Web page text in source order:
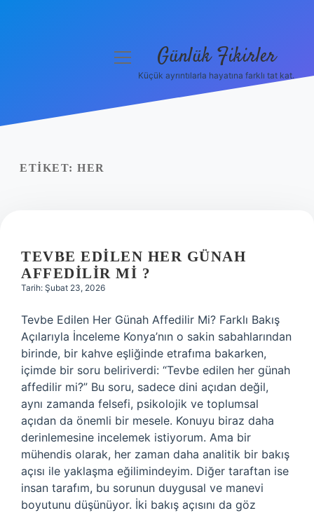
Yasal Uyarı
menüyü Günlük Fikirler
Küçük ayrıntılarla hayatına farklı tat kat.
ETIKET: HER
TEVBE EDILEN HER GÜNAH
AFFEDILIR MI ?
Tarih: Şubat 23, 2026
Tevbe Edilen Her Günah Affedilir Mi? Farklı Bakış
Açılarıyla İnceleme Konya’nın o sakin sabahlarından
birinde, bir kahve eşliğinde etrafıma bakarken,
içimde bir soru beliriverdi: “Tevbe edilen her günah
affedilir mi?” Bu soru, sadece dini açıdan değil,
aynı zamanda felsefi, psikolojik ve toplumsal
açıdan da önemli bir mesele. Konuyu biraz daha
derinlemesine incelemek istiyorum. Ama bir
mühendis olarak, her zaman daha analitik bir bakış
açısı ile yaklaşma eğilimindeyim. Diğer taraftan ise
insan tarafım, bu sorunun duygusal ve manevi
boyutunu düşünüyor. İki bakış açısını da göz